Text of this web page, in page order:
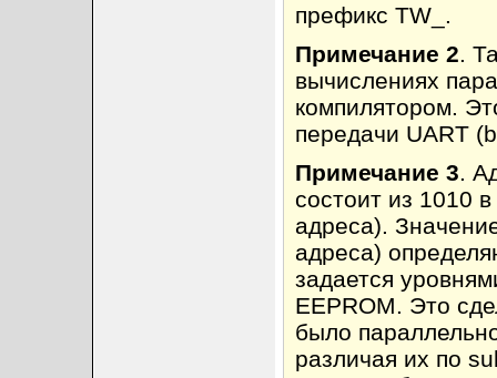
префикс TW_.
Примечание 2.
вычислениях
компилятором.
передачи UART
Примечание 3.
состоит из 1010
адреса).
адреса)
задается
EEPROM. Это
было
различая их по